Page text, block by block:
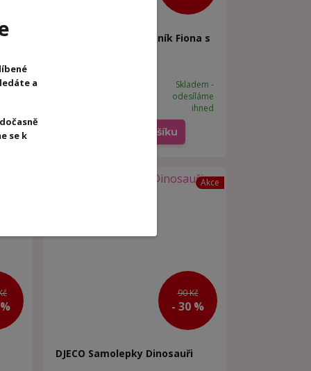
-
DJECO Malý Tajný deník Fiona s
Skladem -
odesíláme
ihned
Přidat do košíku
Akce
90 Kč
- 30 %
DJECO Samolepky Dinosauři
a
se k